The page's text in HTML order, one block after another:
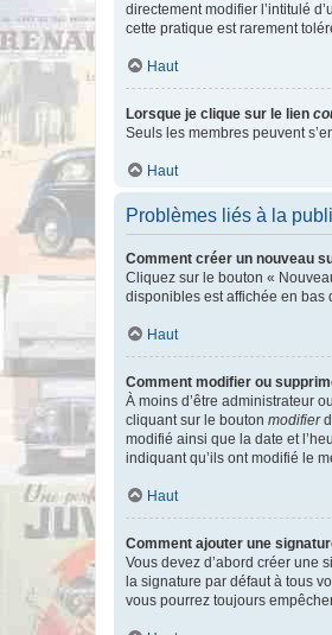
directement modifier l’intitulé
cette pratique est rarement
Haut
Lorsque je clique sur le lien
Seuls les membres peuvent
Haut
Problèmes liés à la
Comment créer un nouveau
Cliquez sur le bouton «
disponibles est affichée en bas
Haut
Comment modifier ou
À moins d’être administrateur
cliquant sur le bouton modifier
modifié ainsi que la date et
indiquant qu’ils ont modifié le
Haut
Comment ajouter une
Vous devez d’abord créer une
la signature par défaut à tous
vous pourrez toujours